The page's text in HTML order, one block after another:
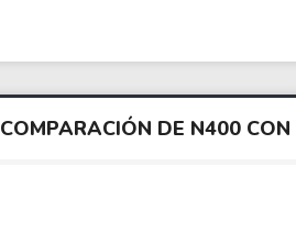
COMPARACIÓN DE N400 CON